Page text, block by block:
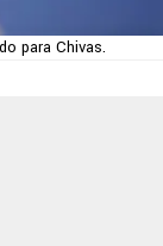
para Chivas.